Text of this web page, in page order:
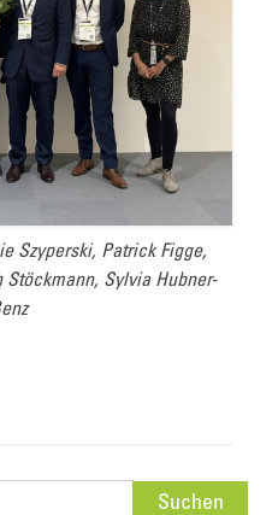
Szyperski, Patrick Figge,
Sylvia Hubner-